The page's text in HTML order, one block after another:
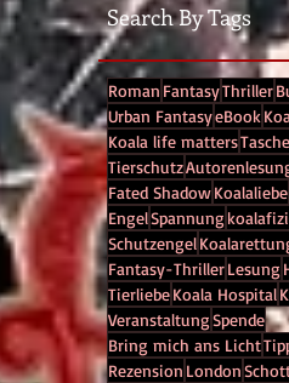
Search By Tags
Roman FantasyThriller
Urban FantasyeBook
Koala life matters
Tierschutz
Fated ShadowKoalaliebe
EngelSpannung
Schutzengel
Fantasy-ThrillerLesung
TierliebeKoala Hospital
VeranstaltungSpende
Bring mich ans Licht
Rezension London